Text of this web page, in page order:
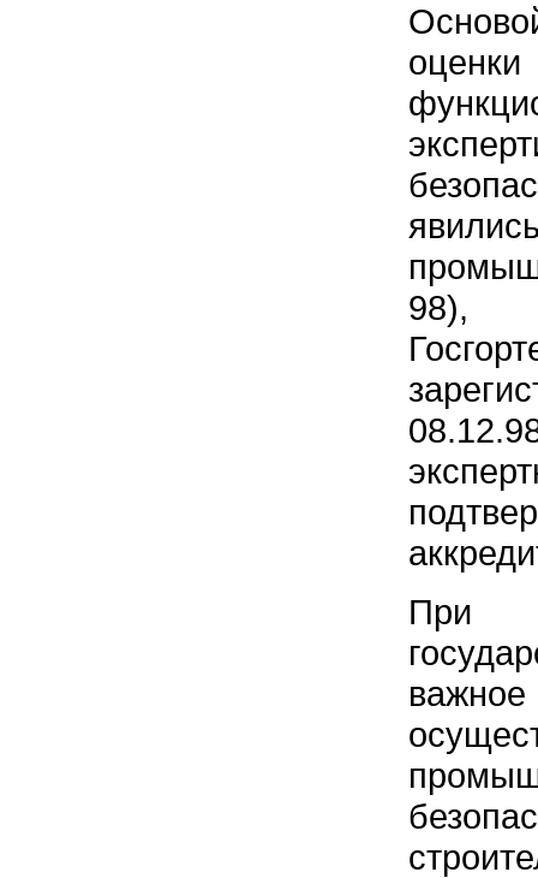
98),
При